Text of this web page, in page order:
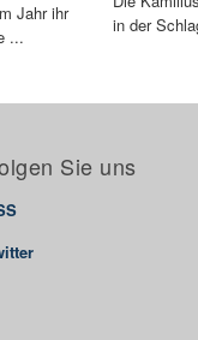
Jahr ihr
...
in der
Sie uns